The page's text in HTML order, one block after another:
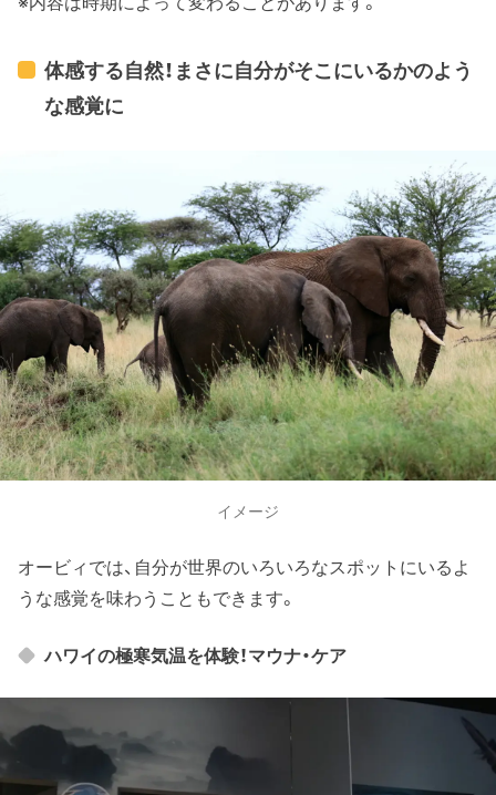
体感する自然！まさに自分がそこにいるかのよう
な感覚に
イメージ
オービィでは、自分が世界のいろいろなスポットにいるよ
うな感覚を味わうこともできます。
ハワイの極寒気温を体験！マウナ・ケア